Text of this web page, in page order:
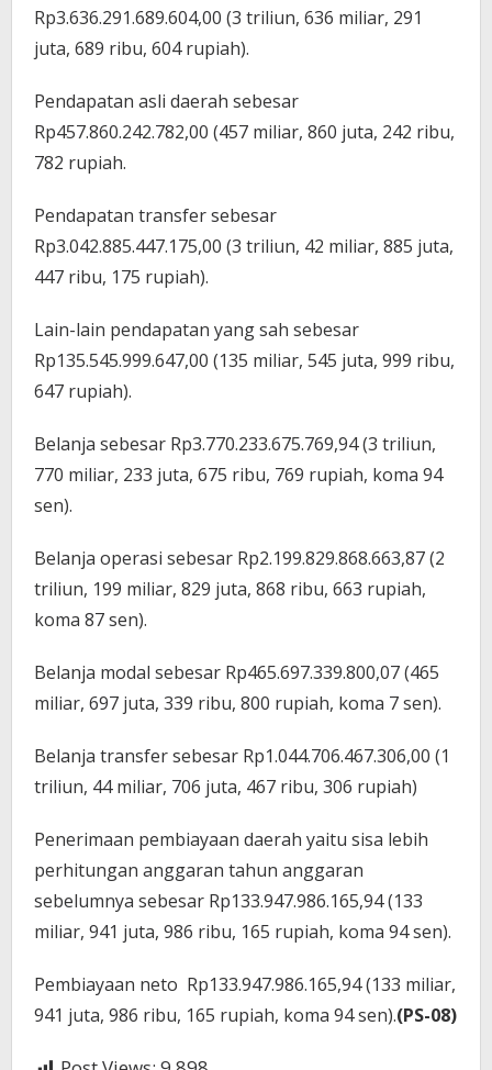
Rp3.636.291.689.604,00 (3 triliun, 636 miliar, 291
juta, 689 ribu, 604 rupiah).
Pendapatan asli daerah sebesar
Rp457.860.242.782,00 (457 miliar, 860 juta, 242 ribu,
782 rupiah.
Pendapatan transfer sebesar
Rp3.042.885.447.175,00 (3 triliun, 42 miliar, 885 juta,
447 ribu, 175 rupiah).
Lain-lain pendapatan yang sah sebesar
Rp135.545.999.647,00 (135 miliar, 545 juta, 999 ribu,
647 rupiah).
Belanja sebesar Rp3.770.233.675.769,94 (3 triliun,
770 miliar, 233 juta, 675 ribu, 769 rupiah, koma 94
sen).
Belanja operasi sebesar Rp2.199.829.868.663,87 (2
triliun, 199 miliar, 829 juta, 868 ribu, 663 rupiah,
koma 87 sen).
Belanja modal sebesar Rp465.697.339.800,07 (465
miliar, 697 juta, 339 ribu, 800 rupiah, koma 7 sen).
Belanja transfer sebesar Rp1.044.706.467.306,00 (1
triliun, 44 miliar, 706 juta, 467 ribu, 306 rupiah)
Penerimaan pembiayaan daerah yaitu sisa lebih
perhitungan anggaran tahun anggaran
sebelumnya sebesar Rp133.947.986.165,94 (133
miliar, 941 juta, 986 ribu, 165 rupiah, koma 94 sen).
Pembiayaan neto Rp133.947.986.165,94 (133 miliar,
941 juta, 986 ribu, 165 rupiah, koma 94 sen).(PS-08)